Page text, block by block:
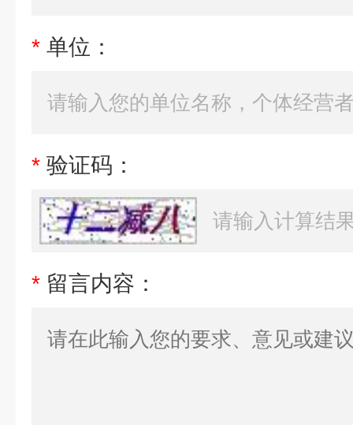
* 单位：
* 验证码：
* 留言内容：